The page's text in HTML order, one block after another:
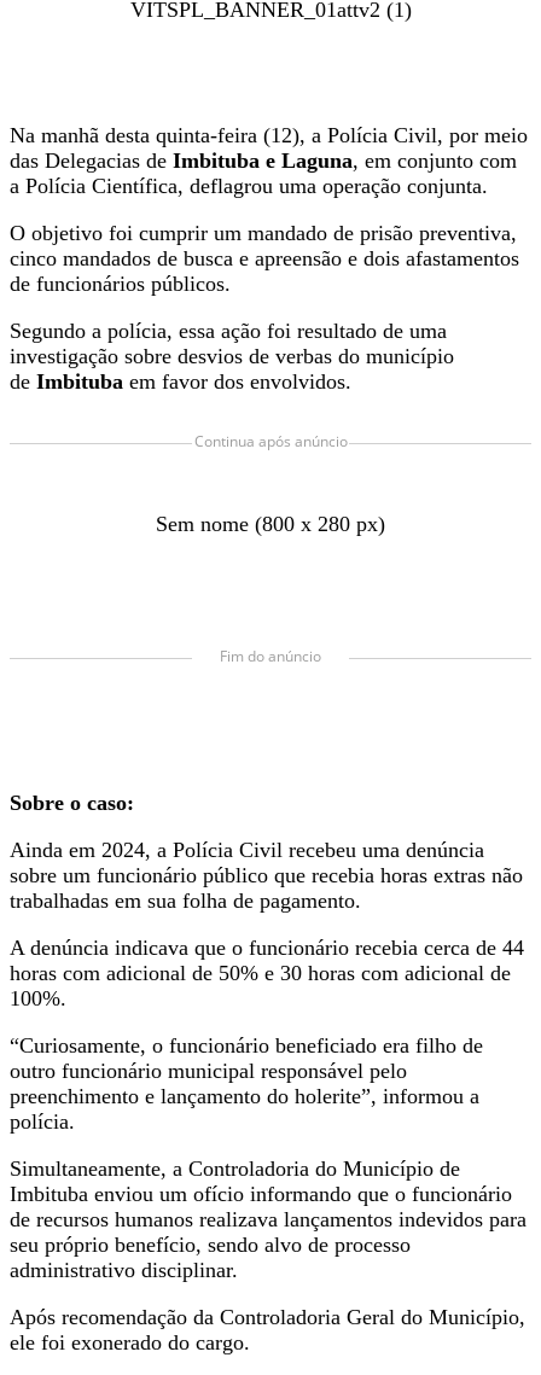
VITSPL_BANNER_01attv2 (1)
Na manhã desta quinta-feira (12), a Polícia Civil, por meio
das Delegacias de Imbituba e Laguna, em conjunto com
a Polícia Científica, deflagrou uma operação conjunta.
O objetivo foi cumprir um mandado de prisão preventiva,
cinco mandados de busca e apreensão e dois afastamentos
de funcionários públicos.
Segundo a polícia, essa ação foi resultado de uma
investigação sobre desvios de verbas do município
de Imbituba em favor dos envolvidos.
Continua após anúncio
Sem nome (800 x 280 px)
Fim do anúncio
Sobre o caso:
Ainda em 2024, a Polícia Civil recebeu uma denúncia
sobre um funcionário público que recebia horas extras não
trabalhadas em sua folha de pagamento.
A denúncia indicava que o funcionário recebia cerca de 44
horas com adicional de 50% e 30 horas com adicional de
100%.
“Curiosamente, o funcionário beneficiado era filho de
outro funcionário municipal responsável pelo
preenchimento e lançamento do holerite”, informou a
polícia.
Simultaneamente, a Controladoria do Município de
Imbituba enviou um ofício informando que o funcionário
de recursos humanos realizava lançamentos indevidos para
seu próprio benefício, sendo alvo de processo
administrativo disciplinar.
Após recomendação da Controladoria Geral do Município,
ele foi exonerado do cargo.